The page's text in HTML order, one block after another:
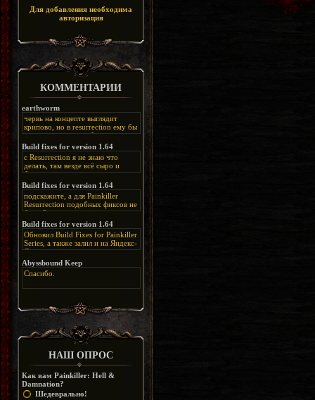
Для добавления необходима
авторизация
КОММЕНТАРИИ
earthworm
червь на концепте выглядит
крипово, но в resurrection ему бы
нашлось место, особенно в
каких-нибудь подземных
катакомбах. жаль, что половину
задумок там вырезали, зато и
рпгшности меньше. build fixes
спасибо что перезалили на
яндекс. а вот в комментах на
сайте у меня пару раз вылезала
левая вставка
https://uzbekmelbet.com/ru/
дико отвлекает от обсуждения
скринов.
Build fixes for version 1.64
с Resurrection я не знаю что
делать, там везде всё сыро и
баговано, от чего и заниматься
этим не хочется, тут либо играть
как есть или искать патчи для
этого дополнения на moddb,
либо же на крайняк играть мод
Resurrection, но настолько что не
особо уже и узнаётся
Build fixes for version 1.64
подскажите, а для Painkiller
Resurrection подобных фиксов не
будет?
Build fixes for version 1.64
Обновил Build Fixes for Painkiller
Series, а также залил и на Яндекс-
Диск
https://disk.yandex.ru/d/_zvZekuO5FTd3Q
Abyssbound Keep
Спасибо.
НАШ ОПРОС
Как вам Painkiller: Hell &
Damnation?
Шедеврально!